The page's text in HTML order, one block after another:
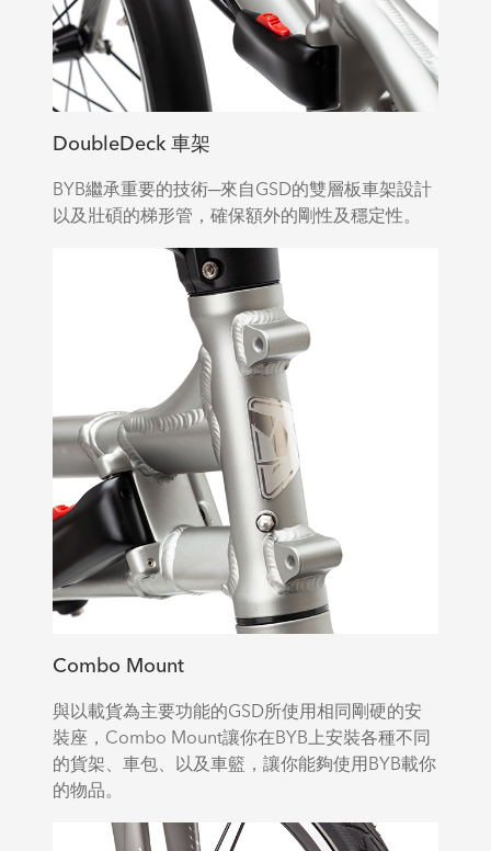
DoubleDeck 車架
BYB繼承重要的技術─來自GSD的雙層板車架設計
以及壯碩的梯形管，確保額外的剛性及穩定性。
Combo Mount
與以載貨為主要功能的GSD所使用相同剛硬的安
裝座，Combo Mount讓你在BYB上安裝各種不同
的貨架、車包、以及車籃，讓你能夠使用BYB載你
的物品。